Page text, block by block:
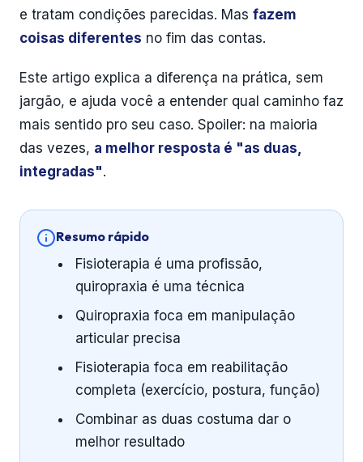
e tratam condições parecidas. Mas fazem
coisas diferentes no fim das contas.
Este artigo explica a diferença na prática, sem
jargão, e ajuda você a entender qual caminho faz
mais sentido pro seu caso. Spoiler: na maioria
das vezes, a melhor resposta é "as duas,
integradas".
Resumo rápido
Fisioterapia é uma profissão,
quiropraxia é uma técnica
Quiropraxia foca em manipulação
articular precisa
Fisioterapia foca em reabilitação
completa (exercício, postura, função)
Combinar as duas costuma dar o
melhor resultado